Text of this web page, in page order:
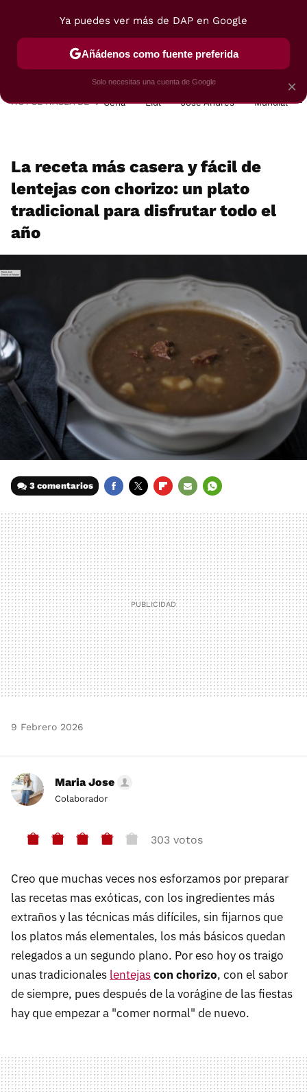
POSTRES VIAJES SELECCIÓN VEGUI
HOY SE HABLA DE Cena Lidl José Andrés Mundial
La receta más casera y fácil de
lentejas con chorizo: un plato
tradicional para disfrutar todo el
año
3 comentarios
MAIL
9 Febrero 2026
Maria Jose
Colaborador
303 votos
Creo que muchas veces nos esforzamos por preparar
las recetas mas exóticas, con los ingredientes más
extraños y las técnicas más difíciles, sin fijarnos que
los platos más elementales, los más básicos quedan
relegados a un segundo plano. Por eso hoy os traigo
unas tradicionales lentejascon chorizo, con el sabor
de siempre, pues después de la vorágine de las fiestas
hay que empezar a "comer normal" de nuevo.
×
Ya puedes ver más de DAP en Google
Añádenos como fuente preferida
Solo necesitas una cuenta de Google